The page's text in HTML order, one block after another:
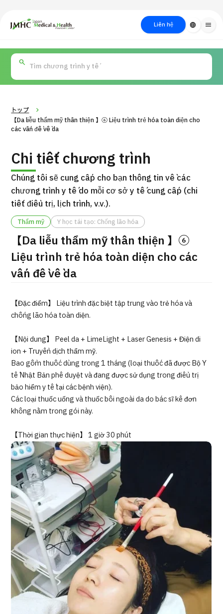
Trung tâm Du lịch Y tế & Sức khỏe Nhật Bản (JMHC)
Liên hệ language menu
Về Japan
Medical
Quy trình khám chữa
bệnh
Tìm theo
bộ phận
Tìm theo xét
nghiệm / phương
kiếm y
TOP
Giới thiệu
Bệnh nhân QT
Chương trình
Tìm theo bộ phận / bệnh
Tìm theo xét nghiệm / phương pháp /
cách điều trị
Tìm kiếm y học thẩm mỹ
Nội dung nổi bật
Tin tức
Dành cho cơ sở y tế
Công ty vận hành
PICK UP PROGRAM
Gói dịch vụ ý kiến y tế thứ hai cho bệnh nhân quốc tế（Bệnh
viện Đa khoa Shonan Kamakura）
治療 治療
2026.01.12
トップ
【Da liễu thẩm mỹ thân thiện 】⑥ Liệu trình trẻ hóa toàn diện cho
các vấn đề về da
Chi tiết chương trình
Chúng tôi sẽ cung cấp cho bạn thông tin về các
chương trình y tế do mỗi cơ sở y tế cung cấp (chi
tiết điều trị, lịch trình, v.v.).
Thẩm mỹ Y học tái tạo: Chống lão hóa
【Da liễu thẩm mỹ thân thiện 】⑥
Liệu trình trẻ hóa toàn diện cho các
vấn đề về da
【Đặc điểm】 Liệu trình đặc biệt tập trung vào trẻ hóa và
chống lão hóa toàn diện.
【Nội dung】 Peel da + LimeLight + Laser Genesis + Điện di
ion + Truyền dịch thẩm mỹ.
Bao gồm thuốc dùng trong 1 tháng (loại thuốc đã được Bộ Y
tế Nhật Bản phê duyệt và đang được sử dụng trong điều trị
bảo hiểm y tế tại các bệnh viện).
Các loại thuốc uống và thuốc bôi ngoài da do bác sĩ kê đơn
không nằm trong gói này.
【Thời gian thực hiện】 1 giờ 30 phút